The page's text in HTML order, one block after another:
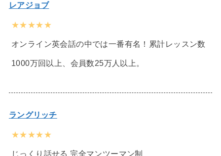
レアジョブ
★★★★★
オンライン英会話の中では一番有名！累計レッスン数
1000万回以上、会員数25万人以上。
ラングリッチ
★★★★★
じっくり話せる 完全マンツーマン制